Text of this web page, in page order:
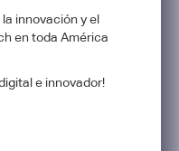
innovación y el
en toda América
e innovador!